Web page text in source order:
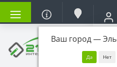
Ваш город —